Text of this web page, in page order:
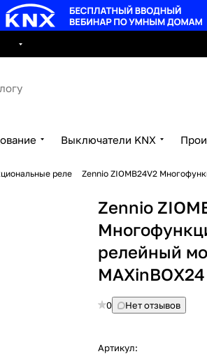
Выключатели KNX
реле Zennio ZIOMB24V2
Zennio
релейный
0 Нет отзывов
Артикул: